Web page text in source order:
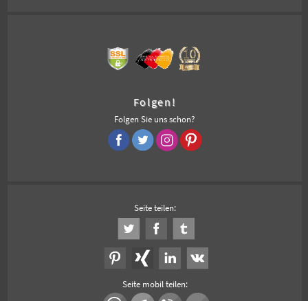
Folgen!
Folgen Sie uns schon?
Seite teilen:
Seite mobil teilen: